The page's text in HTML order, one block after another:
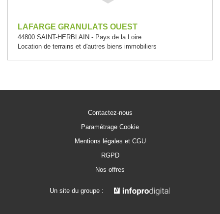
LAFARGE GRANULATS OUEST
44800 SAINT-HERBLAIN - Pays de la Loire
Location de terrains et d'autres biens immobiliers
Contactez-nous
Paramétrage Cookie
Mentions légales et CGU
RGPD
Nos offres
Un site du groupe :